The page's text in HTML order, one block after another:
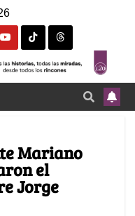
Mariano
el
Jorge